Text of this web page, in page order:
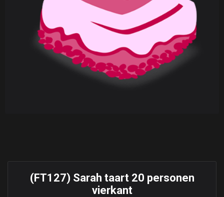
(FT127) Sarah taart 20 personen
vierkant